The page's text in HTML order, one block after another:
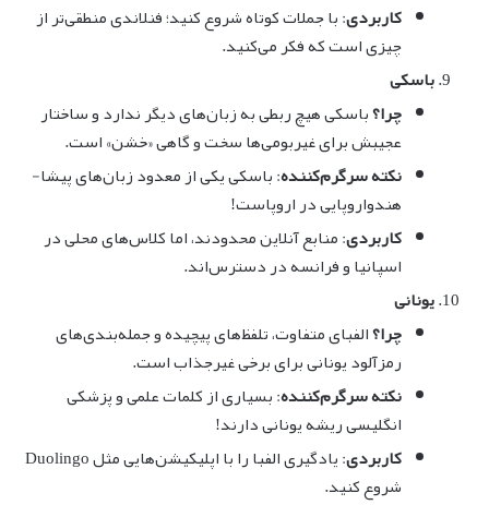
کاربردی: با جملات کوتاه شروع کنید؛ فنلاندی منطقی‌تر از
چیزی است که فکر می‌کنید.
باسکی
چرا؟باسکی هیچ ربطی به زبان‌های دیگر ندارد و ساختار
عجیبش برای غیربومی‌ها سخت و گاهی «خشن» است.
نکته سرگرم‌کننده: باسکی یکی از معدود زبان‌های پیشا-
هندواروپایی در اروپاست!
کاربردی: منابع آنلاین محدودند، اما کلاس‌های محلی در
اسپانیا و فرانسه در دسترس‌اند.
یونانی
چرا؟الفبای متفاوت، تلفظ‌های پیچیده و جمله‌بندی‌های
رمزآلود یونانی برای برخی غیرجذاب است.
نکته سرگرم‌کننده: بسیاری از کلمات علمی و پزشکی
انگلیسی ریشه یونانی دارند!
کاربردی
: یادگیری الفبا را با اپلیکیشن‌هایی مثل Duolingo
شروع کنید.